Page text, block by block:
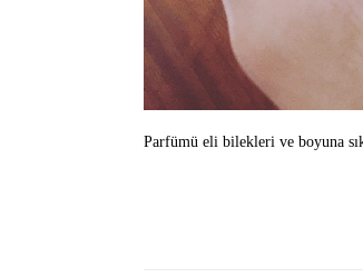
Parfümü eli bilekleri ve boyuna